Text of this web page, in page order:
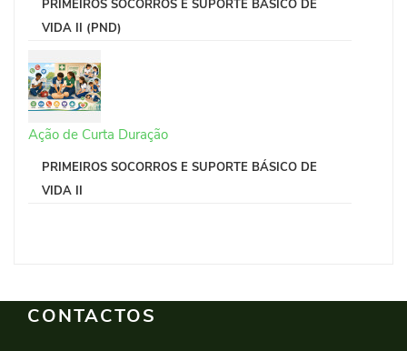
PRIMEIROS SOCORROS E SUPORTE BÁSICO DE
VIDA II (PND)
Ação de Curta Duração
PRIMEIROS SOCORROS E SUPORTE BÁSICO DE
VIDA II
CONTACTOS